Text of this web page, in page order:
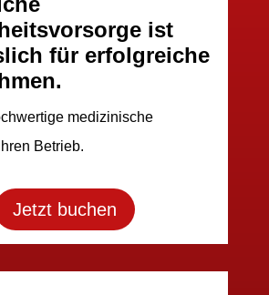
ist
für erfolgreiche